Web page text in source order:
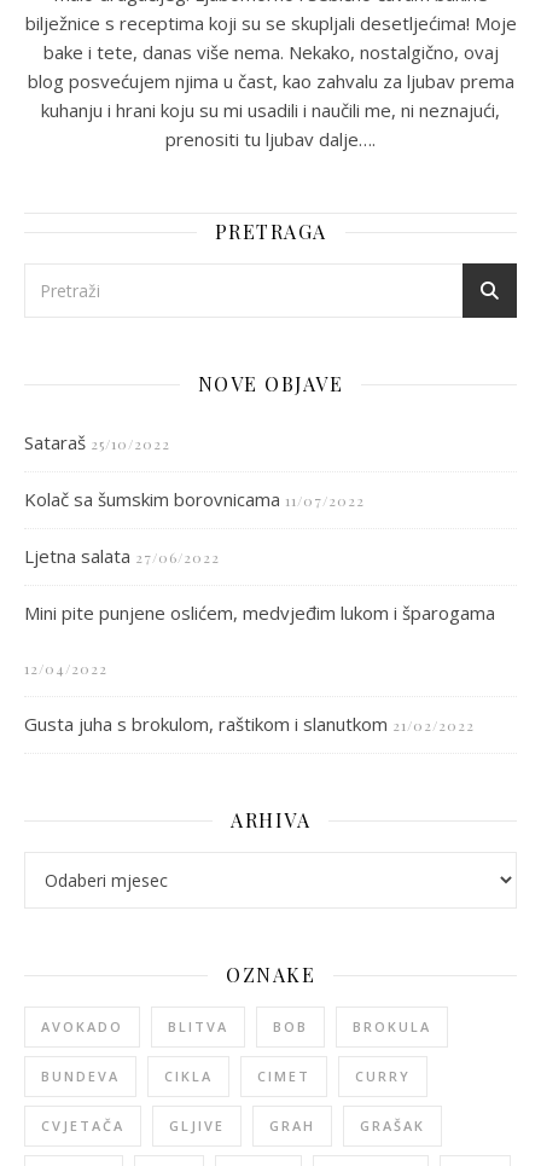
bilježnice s receptima koji su se skupljali desetljećima! Moje
bake i tete, danas više nema. Nekako, nostalgično, ovaj
blog posvećujem njima u čast, kao zahvalu za ljubav prema
kuhanju i hrani koju su mi usadili i naučili me, ni neznajući,
prenositi tu ljubav dalje….
PRETRAGA
NOVE OBJAVE
Sataraš 25/10/2022
Kolač sa šumskim borovnicama 11/07/2022
Ljetna salata 27/06/2022
Mini pite punjene oslićem, medvjeđim lukom i šparogama
12/04/2022
Gusta juha s brokulom, raštikom i slanutkom 21/02/2022
ARHIVA
OZNAKE
AVOKADO BLITVA BOB BROKULA
BUNDEVA CIKLA CIMET CURRY
CVJETAČA GLJIVE GRAH GRAŠAK